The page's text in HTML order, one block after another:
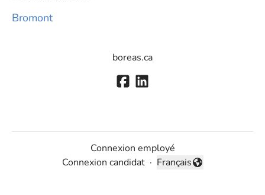
Bromont
boreas.ca
Connexion employé
Connexion candidat · Changer la langue
Français